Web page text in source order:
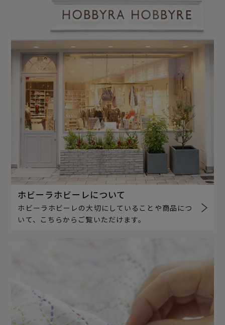
ホビーラホビーレについて
ホビーラホビーレの大切にしていることや商品につ
いて、こちらからご覧いただけます。